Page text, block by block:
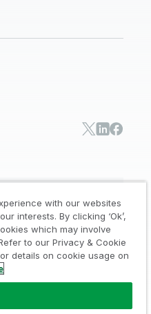
クッキー通知 / 商標 /
情報取り扱い申請
with our websites
interests. By clicking ‘Ok’,
which may involve
to our Privacy & Cookie
details on cookie usage on